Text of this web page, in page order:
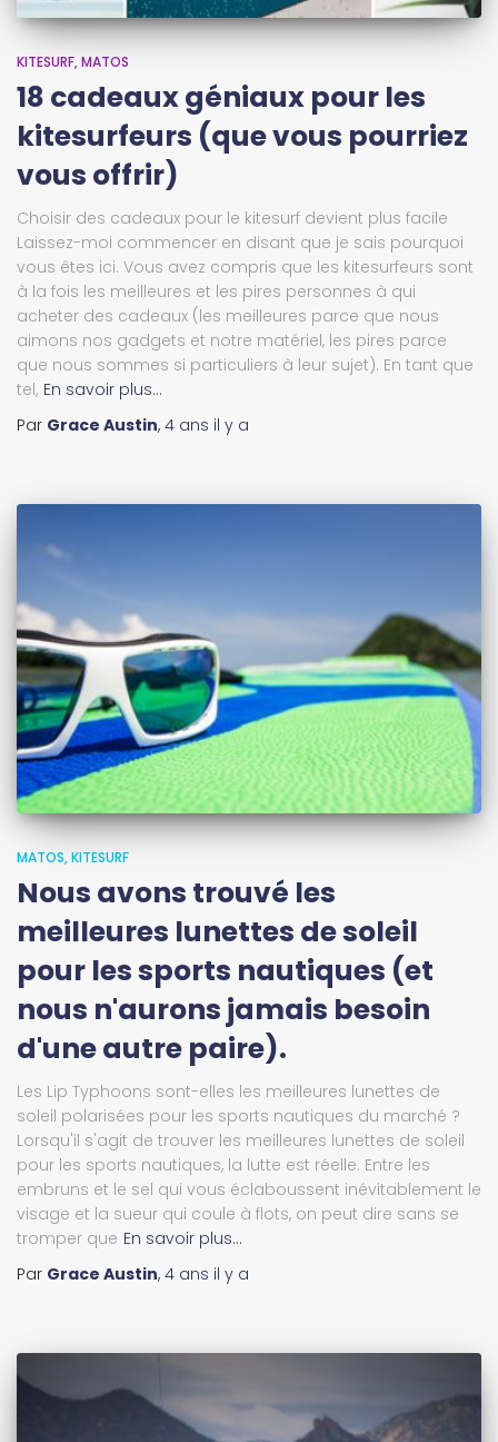
KITESURF MATOS
18 cadeaux géniaux pour les
kitesurfeurs (que vous pourriez
vous offrir)
Choisir des cadeaux pour le kitesurf devient plus facile
Laissez-moi commencer en disant que je sais pourquoi
vous êtes ici. Vous avez compris que les kitesurfeurs sont
à la fois les meilleures et les pires personnes à qui
acheter des cadeaux (les meilleures parce que nous
aimons nos gadgets et notre matériel, les pires parce
que nous sommes si particuliers à leur sujet). En tant que
tel, En savoir plus…
Par Grace Austin, 4 ans il y a
MATOS KITESURF
Nous avons trouvé les
meilleures lunettes de soleil
pour les sports nautiques (et
nous n'aurons jamais besoin
d'une autre paire).
Les Lip Typhoons sont-elles les meilleures lunettes de
soleil polarisées pour les sports nautiques du marché ?
Lorsqu'il s'agit de trouver les meilleures lunettes de soleil
pour les sports nautiques, la lutte est réelle. Entre les
embruns et le sel qui vous éclaboussent inévitablement le
visage et la sueur qui coule à flots, on peut dire sans se
tromper que En savoir plus…
Par Grace Austin, 4 ans il y a